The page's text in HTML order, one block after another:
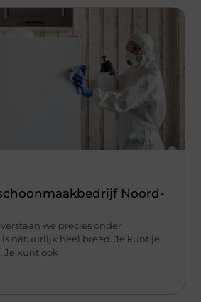
Noord-
we precies onder
natuurlijk heel breed. Je kunt je
Je kunt ook